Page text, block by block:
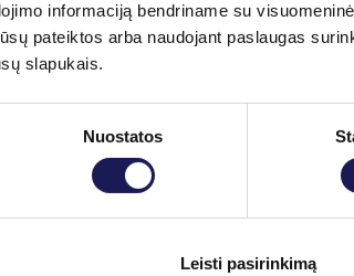
informaciją bendriname su
pateiktos arba naudojant paslaugas
slapukais.
Nuostatos
Leisti pasirinkimą
Skaityti daugiau